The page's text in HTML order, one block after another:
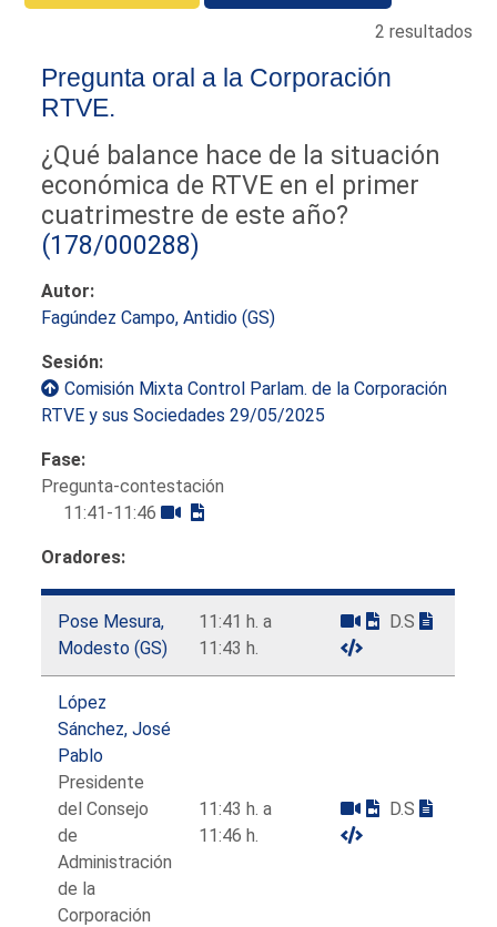
2 resultados
Pregunta oral a la Corporación
RTVE.
¿Qué balance hace de la situación
económica de RTVE en el primer
cuatrimestre de este año?
(178/000288)
Autor:
Fagúndez Campo, Antidio (GS)
Sesión:
Comisión Mixta Control Parlam. de la Corporación
RTVE y sus Sociedades 29/05/2025
Fase:
Pregunta-contestación
11:41-11:46
Oradores:
Pose Mesura,
Modesto (GS)
11:41 h. a
11:43 h.
D.S
López
Sánchez, José
Pablo
Presidente
del Consejo
de
Administración
de la
Corporación
11:43 h. a
11:46 h.
D.S